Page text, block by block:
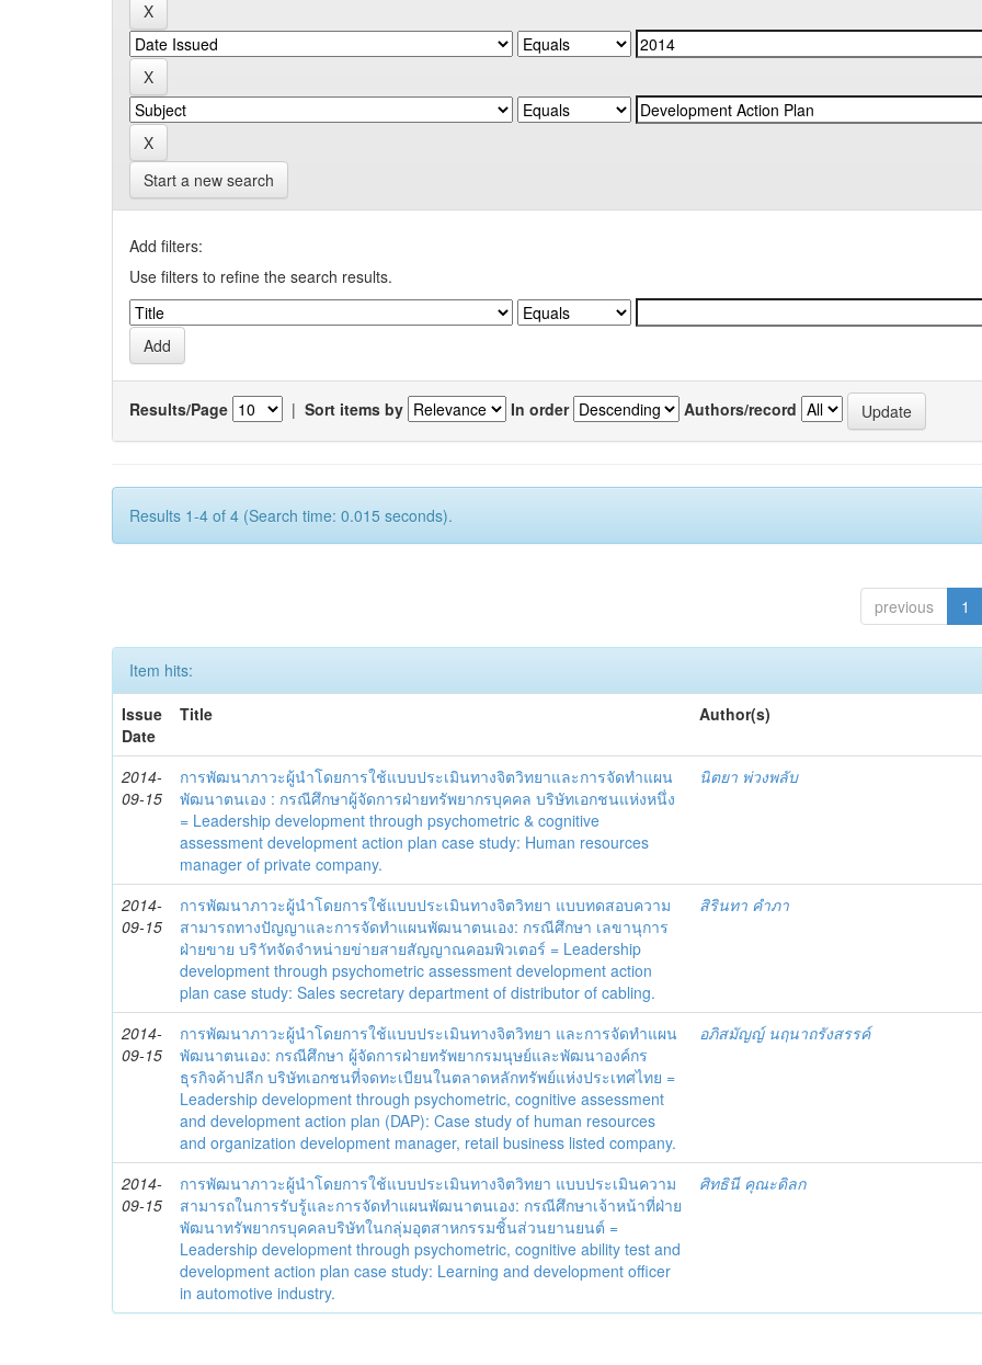
Start a new search
Add filters:
Use filters to refine the search results.
Results/Page | Sort items by In order Authors/record
Results 1-4 of 4 (Search time: 0.015 seconds).
previous 1
Item hits:
Issue
Date
Title Author(s)
2014-
09-15
การพัฒนาภาวะผู้นำโดยการใช้แบบประเมินทางจิตวิทยาและการจัดทำแผน
พัฒนาตนเอง : กรณีศึกษาผู้จัดการฝ่ายทรัพยากรบุคคล บริษัทเอกชนแห่งหนึ่ง
= Leadership development through psychometric & cognitive
assessment development action plan case study: Human resources
manager of private company.
นิตยา พ่วงพลับ
2014-
09-15
การพัฒนาภาวะผู้นำโดยการใช้แบบประเมินทางจิตวิทยา แบบทดสอบความ
สามารถทางปัญญาและการจัดทำแผนพัฒนาตนเอง: กรณีศึกษา เลขานุการ
ฝ่ายขาย บริาัทจัดจำหน่ายข่ายสายสัญญาณคอมพิวเตอร์ = Leadership
development through psychometric assessment development action
plan case study: Sales secretary department of distributor of cabling.
สิรินทา คำภา
2014-
09-15
การพัฒนาภาวะผู้นำโดยการใช้แบบประเมินทางจิตวิทยา และการจัดทำแผน
พัฒนาตนเอง: กรณีศึกษา ผู้จัดการฝ่ายทรัพยากรมนุษย์และพัฒนาองค์กร
ธุรกิจค้าปลีก บริษัทเอกชนที่จดทะเบียนในตลาดหลักทรัพย์แห่งประเทศไทย =
Leadership development through psychometric, cognitive assessment
and development action plan (DAP): Case study of human resources
and organization development manager, retail business listed company.
อภิสมัญญ์ นฤนาถรังสรรค์
2014-
09-15
การพัฒนาภาวะผู้นำโดยการใช้แบบประเมินทางจิตวิทยา แบบประเมินความ
สามารถในการรับรู้และการจัดทำแผนพัฒนาตนเอง: กรณีศึกษาเจ้าหน้าที่ฝ่าย
พัฒนาทรัพยากรบุคคลบริษัทในกลุ่มอุตสาหกรรมชิ้นส่วนยานยนต์ =
Leadership development through psychometric, cognitive ability test and
development action plan case study: Learning and development officer
in automotive industry.
ศิทธินี คุณะดิลก